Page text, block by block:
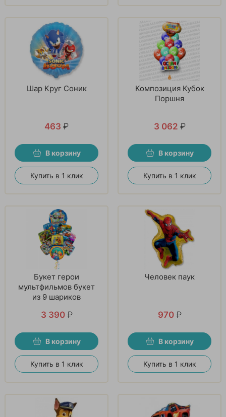
Шар Круг Соник
463 ₽
В корзину
Купить в 1 клик
Композиция Кубок
Поршня
3 062 ₽
В корзину
Купить в 1 клик
Букет герои
мультфильмов букет
из 9 шариков
3 390 ₽
В корзину
Купить в 1 клик
Человек паук
970 ₽
В корзину
Купить в 1 клик